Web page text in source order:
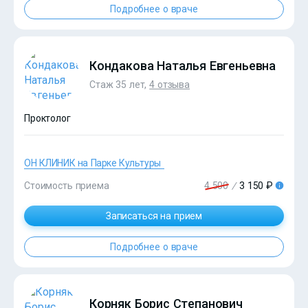
?> Подробнее о враче
?>
Кондакова Наталья Евгеньевна
Стаж 35 лет,4 отзыва
Проктолог
ОН КЛИНИК на Парке Культуры
Стоимость приема 4 500 / 3 150 ₽
Записаться на прием
Подробнее о враче
Корняк Борис Степанович